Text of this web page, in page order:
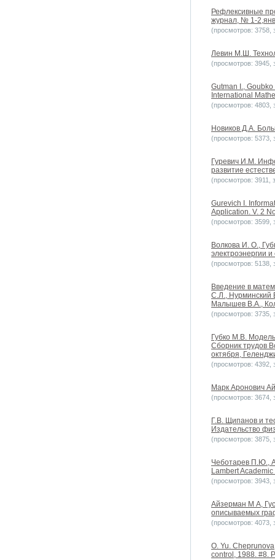
Рефлексивные
журнал, № 1-
(просмотров: 3758,
Левин М.Ш.
(просмотров: 3945,
Gutman I.,
International
(просмотров: 4803,
Новиков Д.А.
(просмотров: 5373,
Гуревич И.М.
развитие
(просмотров: 3911,
Gurevich I.
Application. V. 2
(просмотров: 3599,
Волкова И. О.,
электроэнергии
(просмотров: 5138,
Введение в
С.Л., Нурминский
Малышев В.А.,
(просмотров: 3735,
Губко М.В.
Сборник трудов
октября,
(просмотров: 4392,
Марк Аронович
(просмотров: 3674,
Г.В. Щипанов и
Издательство
(просмотров: 3875,
Чеботарев П.Ю.,
Lambert
(просмотров: 3943,
Айзерман М А,
описываемых
(просмотров: 4073,
O. Yu.
control, 1988. #8.